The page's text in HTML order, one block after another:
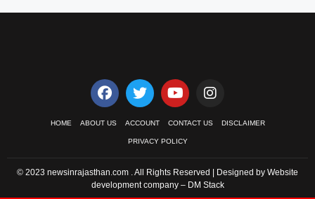
HOME ABOUT US ACCOUNT CONTACT US DISCLAIMER
PRIVACY POLICY
© 2023 newsinrajasthan.com . All Rights Reserved | Designed by Website
development company – DM Stack